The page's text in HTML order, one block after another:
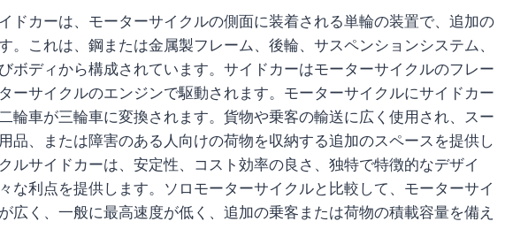
ドカーは、モーターサイクルの側面に装着される単輪の装置で、追加の
。これは、鋼または金属製フレーム、後輪、サスペンションシステム、
ボディから構成されています。サイドカーはモーターサイクルのフレー
ーサイクルのエンジンで駆動されます。モーターサイクルにサイドカー
輪車が三輪車に変換されます。貨物や乗客の輸送に広く使用され、スー
品、または障害のある人向けの荷物を収納する追加のスペースを提供し
ルサイドカーは、安定性、コスト効率の良さ、独特で特徴的なデザイ
な利点を提供します。ソロモーターサイクルと比較して、モーターサイ
広く、一般に最高速度が低く、追加の乗客または荷物の積載容量を備え